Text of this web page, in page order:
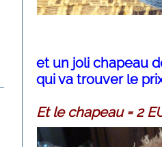
et un joli chapeau
qui va trouver le
Et le chapeau = 2